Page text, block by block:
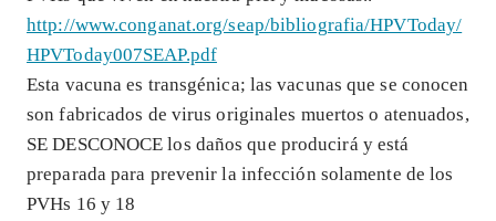
http://www.conganat.org/seap/bibliografia/HPVToday/
HPVToday007SEAP.pdf
Esta vacuna es transgénica; las vacunas que se conocen
son fabricados de virus originales muertos o atenuados,
SE DESCONOCE los daños que producirá y está
preparada para prevenir la infección solamente de los
PVHs 16 y 18